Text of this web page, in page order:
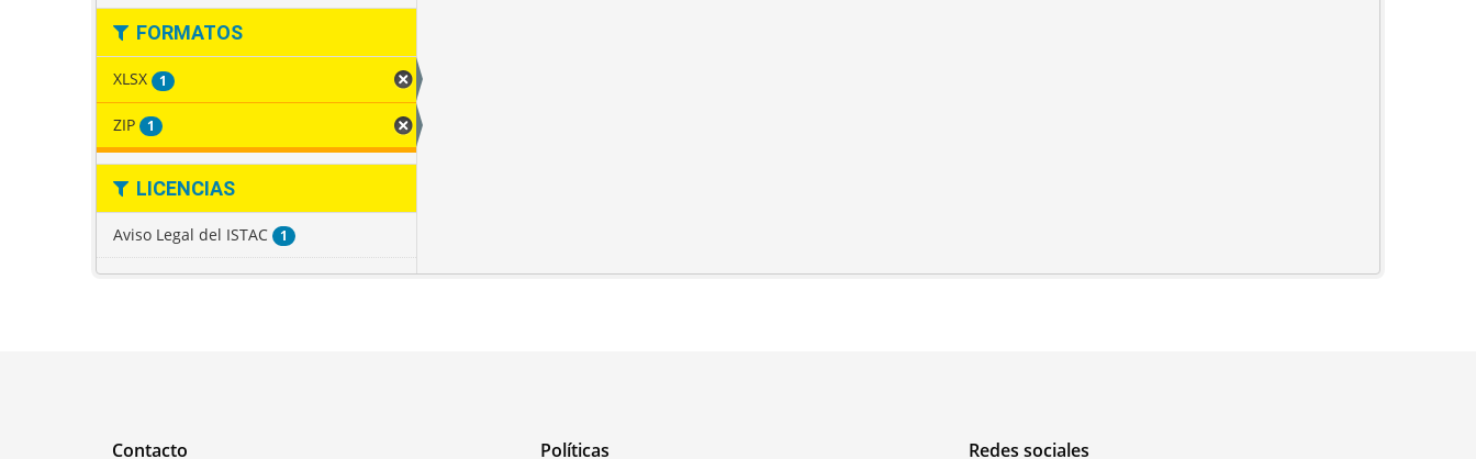
FORMATOS
XLSX 1
ZIP 1
LICENCIAS
Aviso Legal del ISTAC 1
Contacto Políticas Redes sociales